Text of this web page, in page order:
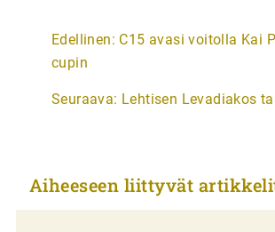
A
r
i
e
Edellinen: C15 avasi voitolla Kai
cupin
Seuraava: Lehtisen Levadiakos
Aiheeseen liittyvät